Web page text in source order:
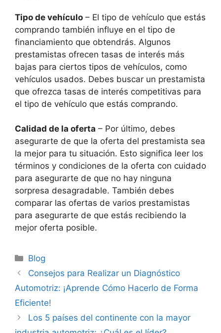
Tipo de vehículo – El tipo de vehículo que estás
comprando también influye en el tipo de
financiamiento que obtendrás. Algunos
prestamistas ofrecen tasas de interés más
bajas para ciertos tipos de vehículos, como
vehículos usados. Debes buscar un prestamista
que ofrezca tasas de interés competitivas para
el tipo de vehículo que estás comprando.
Calidad de la oferta – Por último, debes
asegurarte de que la oferta del prestamista sea
la mejor para tu situación. Esto significa leer los
términos y condiciones de la oferta con cuidado
para asegurarte de que no hay ninguna
sorpresa desagradable. También debes
comparar las ofertas de varios prestamistas
para asegurarte de que estás recibiendo la
mejor oferta posible.
Categorías
Blog
Consejos para Realizar un Diagnóstico
Automotriz: ¡Aprende Cómo Hacerlo de Forma
Eficiente!
Los 5 países del continente con la mayor